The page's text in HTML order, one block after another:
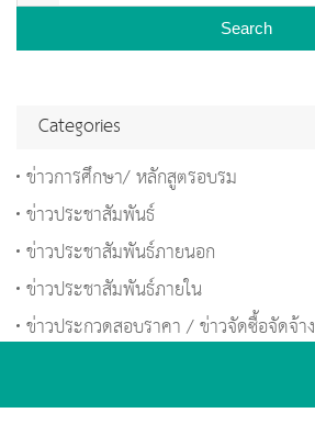
Search
Categories
ข่าวการศึกษา/ หลักสูตรอบรม
ข่าวประชาสัมพันธ์
ข่าวประชาสัมพันธ์ภายนอก
ข่าวประชาสัมพันธ์ภายใน
ข่าวประกวดสอบราคา / ข่าวจัดซื้อจัดจ้าง